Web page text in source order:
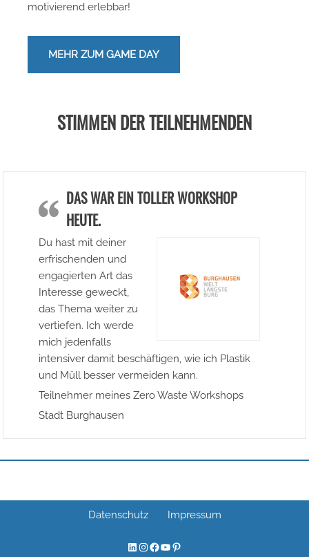
motivierend erlebbar!
MEHR ZUM GAME DAY
STIMMEN DER TEILNEHMENDEN
DAS WAR EIN TOLLER WORKSHOP
HEUTE.
Du hast mit deiner
erfrischenden und
engagierten Art das
Interesse geweckt,
das Thema weiter zu
vertiefen. Ich werde
mich jedenfalls
intensiver damit beschäftigen, wie ich Plastik
und Müll besser vermeiden kann.
Teilnehmer meines Zero Waste Workshops
Stadt Burghausen
Datenschutz Impressum